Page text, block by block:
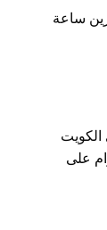
ساعة
على